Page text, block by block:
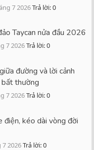
7 2026Trả lời: 0
Taycan nửa đầu 2026
7 2026Trả lời: 0
đường và lời cảnh
bất thường
7 2026Trả lời: 0
kéo dài vòng đời
7 2026Trả lời: 0